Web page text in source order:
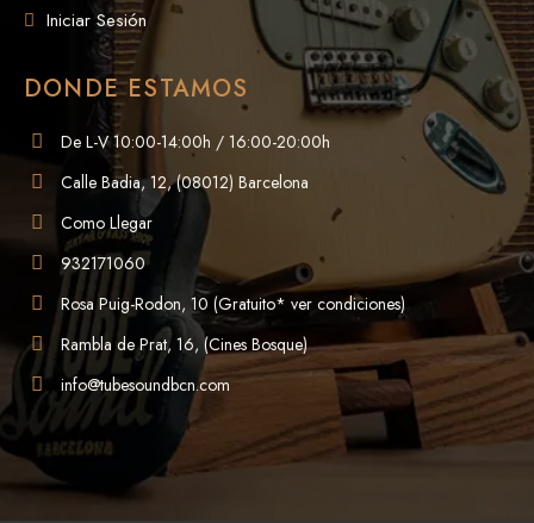
Iniciar Sesión
DONDE ESTAMOS
De L-V 10:00-14:00h / 16:00-20:00h
Calle Badia, 12, (08012) Barcelona
Como Llegar
932171060
Rosa Puig-Rodon, 10 (Gratuito* ver condiciones)
Rambla de Prat, 16, (Cines Bosque)
info@tubesoundbcn.com